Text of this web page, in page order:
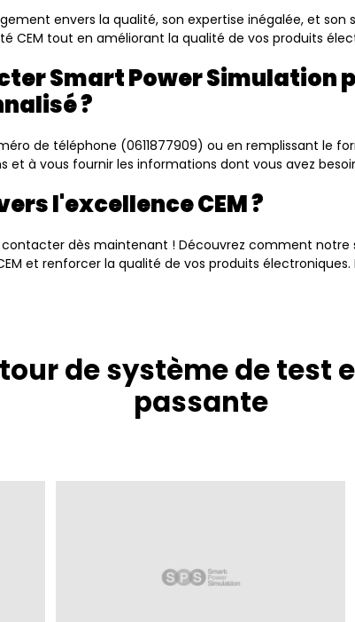
envers la qualité, son expertise inégalée, et son
CEM tout en améliorant la qualité de vos produits
Smart Power Simulation
?
de téléphone (0611877909) ou en remplissant le
à vous fournir les informations dont vous avez
l'excellence CEM ?
contacter dès maintenant ! Découvrez comment
et renforcer la qualité de vos produits
de système de test
passante